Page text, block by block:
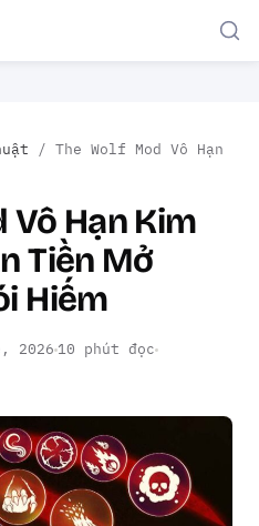
Ứng dụng miễn phí
/ The Wolf Mod Vô Hạn
Vô Hạn Kim
Tiền Mở
Hiếm
2026 10 phút đọc